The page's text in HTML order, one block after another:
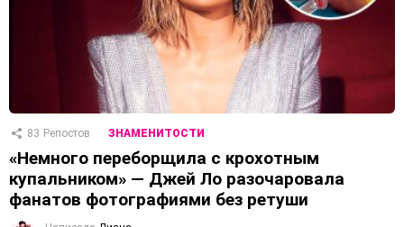
83 Репостов ЗНАМЕНИТОСТИ
«Немного переборщила с крохотным
купальником» — Джей Ло разочаровала
фанатов фотографиями без ретуши